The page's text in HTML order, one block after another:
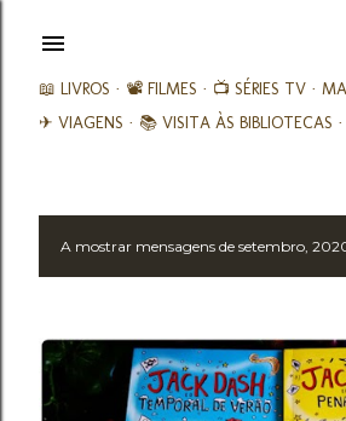
📖 LIVROS 📽️ FILMES 📺 SÉRIES TV
✈ VIAGENS
📚︎ VISITA ÀS BIBLIOTECAS
M
n
s
A mostrar mensagens de setembro,